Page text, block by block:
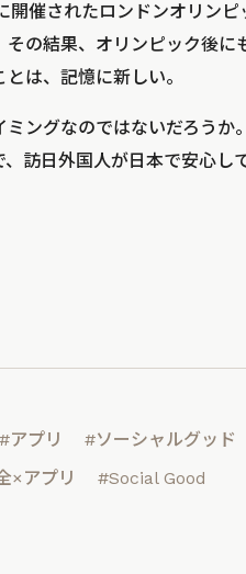
開催されたロンドンオリンピ
の結果、オリンピック後に
は、記憶に新しい。
ングなのではないだろうか
訪日外国人が日本で安心し
#アプリ
#ソーシャルグッド
×アプリ
#Social Good